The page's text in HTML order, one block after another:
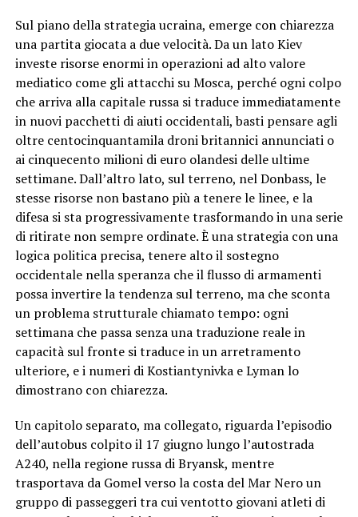
Sul piano della strategia ucraina, emerge con chiarezza
una partita giocata a due velocità. Da un lato Kiev
investe risorse enormi in operazioni ad alto valore
mediatico come gli attacchi su Mosca, perché ogni colpo
che arriva alla capitale russa si traduce immediatamente
in nuovi pacchetti di aiuti occidentali, basti pensare agli
oltre centocinquantamila droni britannici annunciati o
ai cinquecento milioni di euro olandesi delle ultime
settimane. Dall’altro lato, sul terreno, nel Donbass, le
stesse risorse non bastano più a tenere le linee, e la
difesa si sta progressivamente trasformando in una serie
di ritirate non sempre ordinate. È una strategia con una
logica politica precisa, tenere alto il sostegno
occidentale nella speranza che il flusso di armamenti
possa invertire la tendenza sul terreno, ma che sconta
un problema strutturale chiamato tempo: ogni
settimana che passa senza una traduzione reale in
capacità sul fronte si traduce in un arretramento
ulteriore, e i numeri di Kostiantynivka e Lyman lo
dimostrano con chiarezza.
Un capitolo separato, ma collegato, riguarda l’episodio
dell’autobus colpito il 17 giugno lungo l’autostrada
A240, nella regione russa di Bryansk, mentre
trasportava da Gomel verso la costa del Mar Nero un
gruppo di passeggeri tra cui ventotto giovani atleti di